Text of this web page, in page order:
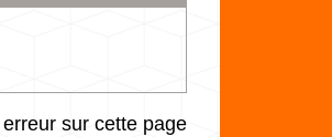
sur cette page